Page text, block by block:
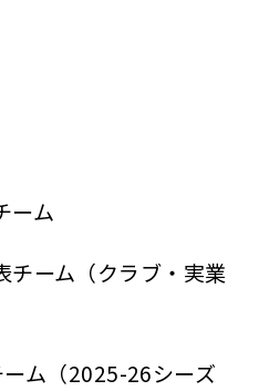
ーム
チーム（クラブ・実業
ーム（2025-26シーズ